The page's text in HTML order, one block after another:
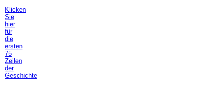
Klicken
Sie
hier
für
die
ersten
75
Zeilen
der
Geschichte